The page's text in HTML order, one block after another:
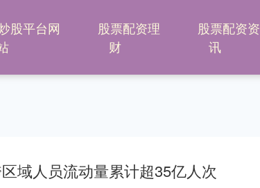
股平台网
股票配资理
财
股票配资资
讯
域人员流动量累计超35亿人次